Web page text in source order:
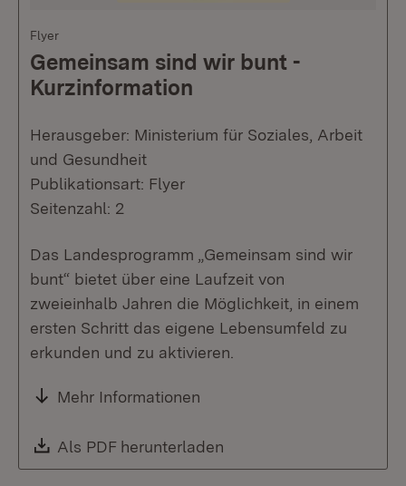
Flyer
Gemeinsam sind wir bunt -
Kurzinformation
Herausgeber: Ministerium für Soziales, Arbeit
und Gesundheit
Publikationsart: Flyer
Seitenzahl: 2
Das Landesprogramm „Gemeinsam sind wir
bunt“ bietet über eine Laufzeit von
zweieinhalb Jahren die Möglichkeit, in einem
ersten Schritt das eigene Lebensumfeld zu
erkunden und zu aktivieren.
Mehr Informationen
Download:
Als PDF herunterladen